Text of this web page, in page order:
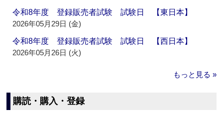
令和8年度 登録販売者試験 試験日 【東日本】
2026年05月29日 (金)
令和8年度 登録販売者試験 試験日 【西日本】
2026年05月26日 (火)
もっと見る »
購読・購入・登録